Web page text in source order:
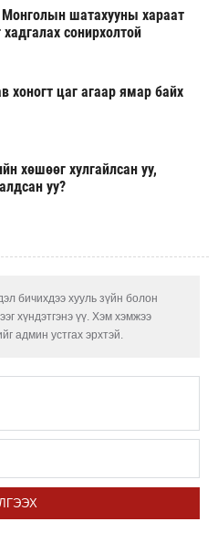
шатахууны хараат
сонирхолтой
хоногт цаг агаар ямар байх
хөшөөг хулгайлсан уу,
уу?
бичихдээ хууль зүйн болон
хүндэтгэнэ үү. Хэм хэмжээ
админ устгах эрхтэй.